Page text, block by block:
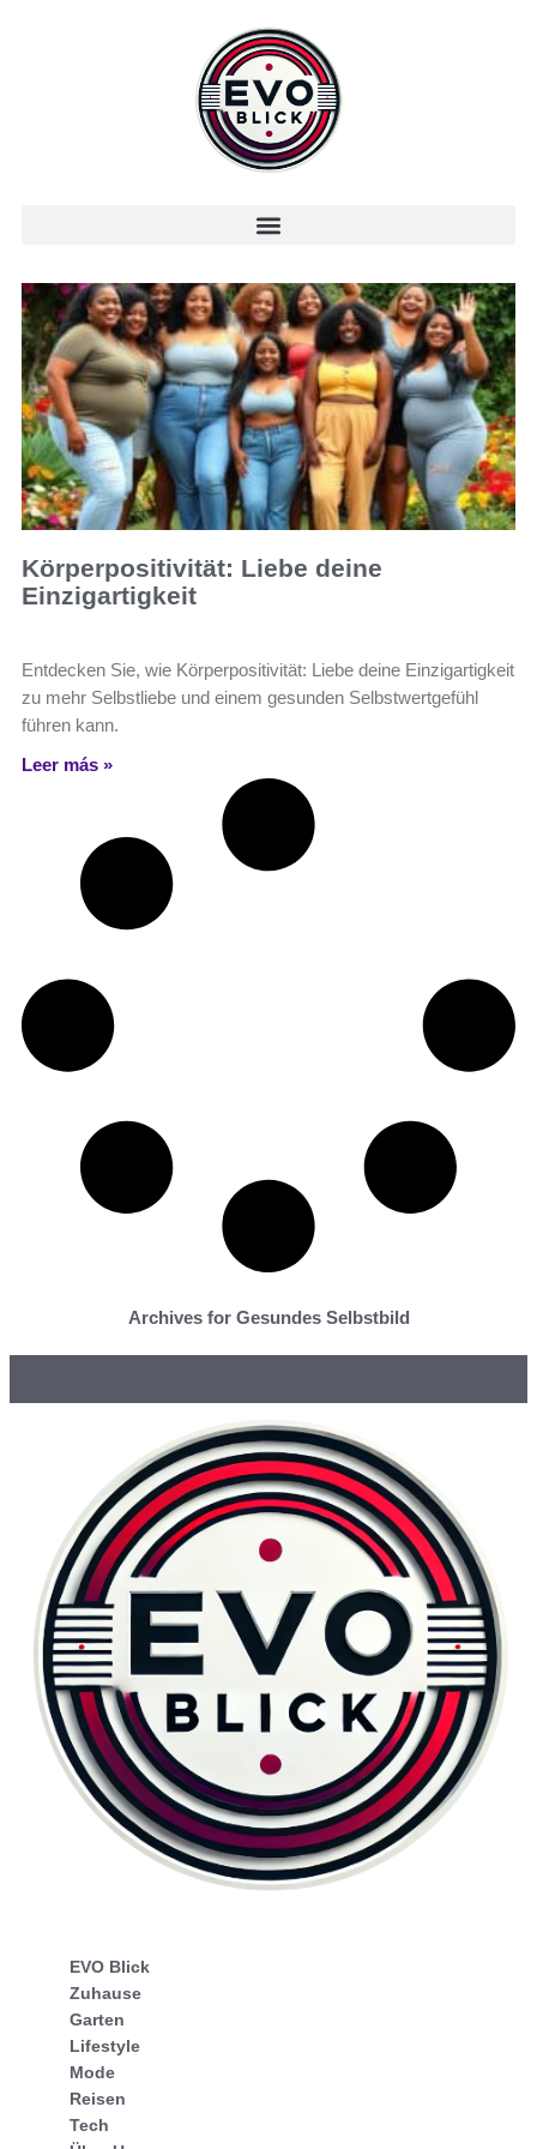
Körperpositivität: Liebe deine
Einzigartigkeit
Entdecken Sie, wie Körperpositivität: Liebe deine Einzigartigkeit
zu mehr Selbstliebe und einem gesunden Selbstwertgefühl
führen kann.
Leer más »
Archives for Gesundes Selbstbild
EVO Blick
Zuhause
Garten
Lifestyle
Mode
Reisen
Tech